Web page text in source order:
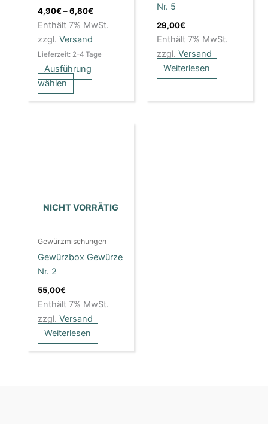
4,90€ –6,80€
Enthält 7% MwSt.
zzgl. Versand
Lieferzeit: 2-4 Tage
Ausführung
wählen
der
Produktseite
gewählt
werden
Nr. 5
29,00€
Enthält 7% MwSt.
zzgl. Versand
Weiterlesen
NICHT VORRÄTIG
Gewürzmischungen
Gewürzbox Gewürze
Nr. 2
55,00€
Enthält 7% MwSt.
zzgl. Versand
Weiterlesen